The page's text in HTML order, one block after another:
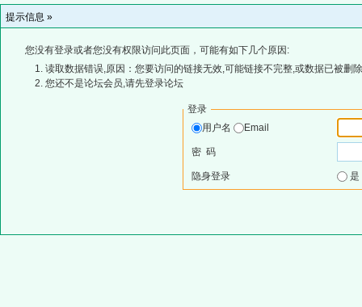
提示信息 »
您没有登录或者您没有权限访问此页面，可能有如下几个原因:
读取数据错误,原因：您要访问的链接无效,可能链接不完整,或数据已被删
您还不是论坛会员,请先登录论坛
登录
用户名
Email
密 码
隐身登录